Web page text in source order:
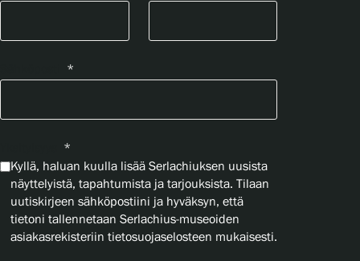
*
*
Kyllä, haluan kuulla lisää Serlachiuksen uusista
näyttelyistä, tapahtumista ja tarjouksista. Tilaan
uutiskirjeen sähköpostiini ja hyväksyn, että
tietoni tallennetaan Serlachius-museoiden
asiakasrekisteriin tietosuojaselosteen mukaisesti.